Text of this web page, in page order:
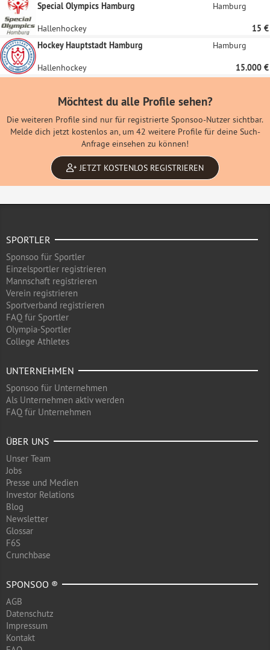
Special Olympics Hamburg
Hamburg
Hallenhockey
15 €
Hockey Hauptstadt Hamburg
Hamburg
Hallenhockey 15.000 €
Möchtest du alle Profile sehen?
Die weiteren Profile sind nur für registrierte Sponsoo-Nutzer sichtbar.
Melde dich jetzt kostenlos an, um 42 weitere Profile für deine Such-
Anfrage einsehen zu können!
JETZT KOSTENLOS REGISTRIEREN
SPORTLER
Sponsoo für Sportler
Einzelsportler registrieren
Mannschaft registrieren
Verein registrieren
Sportverband registrieren
FAQ für Sportler
Olympia-Sportler
College Athletes
UNTERNEHMEN
Sponsoo für Unternehmen
Als Unternehmen aktiv werden
FAQ für Unternehmen
ÜBER UNS
Unser Team
Jobs
Presse und Medien
Investor Relations
Blog
Newsletter
Glossar
F6S
Crunchbase
SPONSOO ®
AGB
Datenschutz
Impressum
Kontakt